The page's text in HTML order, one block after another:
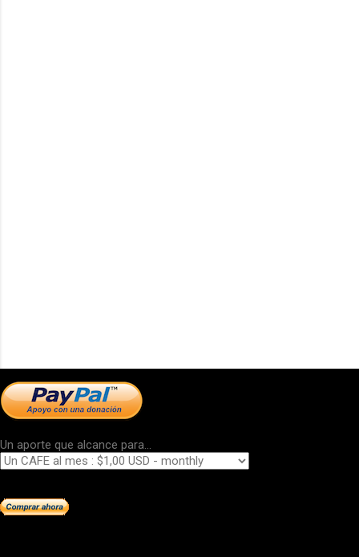
Un aporte que alcance para...